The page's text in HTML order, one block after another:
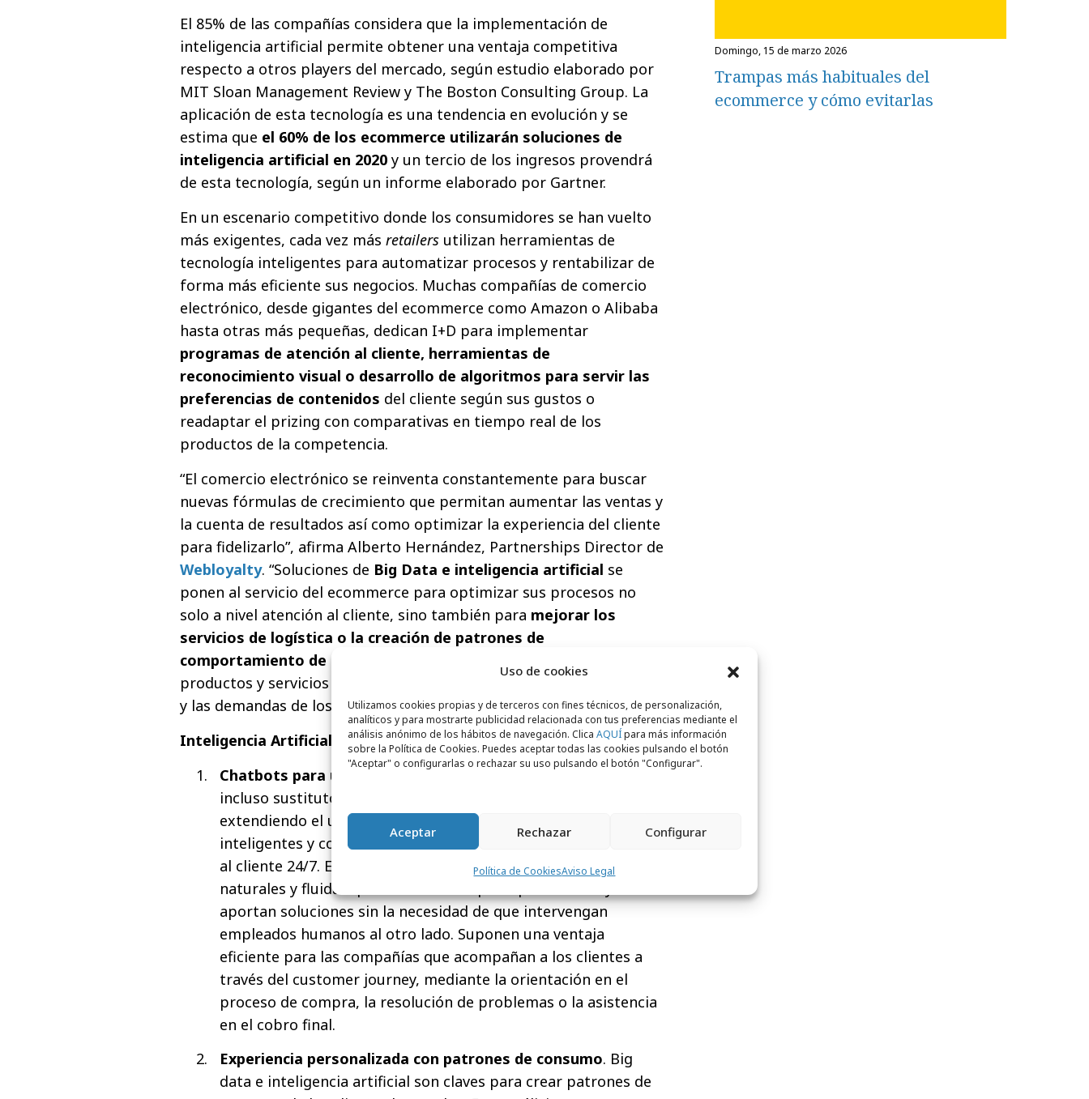
Uso de cookies
Utilizamos cookies propias y de terceros con fines técnicos, de personalización,
analíticos y para mostrarte publicidad relacionada con tus preferencias mediante el
análisis anónimo de los hábitos de navegación. Clica AQUÍpara más información
sobre la Política de Cookies. Puedes aceptar todas las cookies pulsando el botón
"Aceptar" o configurarlas o rechazar su uso pulsando el botón "Configurar".
Aceptar Rechazar Configurar
Política de CookiesAviso Legal
El 85% de las compañías considera que la implementación de
inteligencia artificial permite obtener una ventaja competitiva
respecto a otros players del mercado, según estudio elaborado por
MIT Sloan Management Review y The Boston Consulting Group. La
aplicación de esta tecnología es una tendencia en evolución y se
estima que el 60% de los ecommerce utilizarán soluciones de
inteligencia artificial en 2020 y un tercio de los ingresos provendrá
de esta tecnología, según un informe elaborado por Gartner.
En un escenario competitivo donde los consumidores se han vuelto
más exigentes, cada vez más retailers utilizan herramientas de
tecnología inteligentes para automatizar procesos y rentabilizar de
forma más eficiente sus negocios. Muchas compañías de comercio
electrónico, desde gigantes del ecommerce como Amazon o Alibaba
hasta otras más pequeñas, dedican I+D para implementar
programas de atención al cliente, herramientas de
reconocimiento visual o desarrollo de algoritmos para servir las
preferencias de contenidos del cliente según sus gustos o
readaptar el prizing con comparativas en tiempo real de los
productos de la competencia.
“El comercio electrónico se reinventa constantemente para buscar
nuevas fórmulas de crecimiento que permitan aumentar las ventas y
la cuenta de resultados así como optimizar la experiencia del cliente
para fidelizarlo”, afirma Alberto Hernández, Partnerships Director de
Webloyalty. “Soluciones de Big Data e inteligencia artificial se
ponen al servicio del ecommerce para optimizar sus procesos no
solo a nivel atención al cliente, sino también para mejorar los
servicios de logística o la creación de patrones de
comportamiento de usuarios
productos y servicios que se ajusten lo máximo posible a los gustos
y las demandas de los consumidores”.
Inteligencia Artificial aplicada al ecommerce
Chatbots para una atención personalizada.
Como refuerzo o
incluso sustituto de las FAQs (o preguntas frecuentes), se está
extendiendo el uso de chatbots, es decir, herramientas
inteligentes y con alto grado de personalización que atienden
al cliente 24/7. Estos sistemas simulan conversaciones
naturales y fluidas que solventan las principales dudas y
aportan soluciones sin la necesidad de que intervengan
empleados humanos al otro lado. Suponen una ventaja
eficiente para las compañías que acompañan a los clientes a
través del customer journey, mediante la orientación en el
proceso de compra, la resolución de problemas o la asistencia
en el cobro final.
Experiencia personalizada con patrones de consumo. Big
data e inteligencia artificial son claves para crear patrones de
domingo, 15 de marzo 2026
Trampas más habituales del
ecommerce y cómo evitarlas